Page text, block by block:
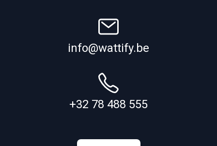
info@wattify.be
+32 78 488 555